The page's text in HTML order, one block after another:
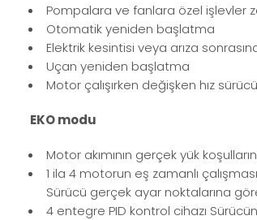
Pompalara ve fanlara özel işlevler
Otomatik yeniden başlatma
Elektrik kesintisi veya arıza
Uçan yeniden başlatma
Motor çalışırken değişken hız
EKO modu
Motor akımının gerçek yük
1 ila 4 motorun eş zamanlı
Sürücü gerçek ayar noktalarına
4 entegre PID kontrol cihazı